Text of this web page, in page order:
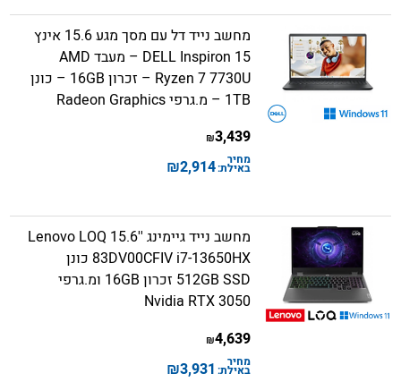
מחשב נייד דל עם מסך מגע 15.6 אינץ
DELL Inspiron 15 – מעבד AMD
Ryzen 7 7730U – זכרון 16GB – כונן
1TB – מ.גרפי Radeon Graphics
3,439
₪
מחיר
באילת:2,914
₪
מחשב נייד גיימינג ''15.6 Lenovo LOQ
83DV00CFIV i7-13650HX כונן
512GB SSD זכרון 16GB ומ.גרפי
Nvidia RTX 3050
4,639
₪
מחיר
באילת: 3,931
₪